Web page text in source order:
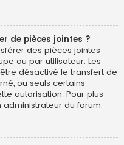
de pièces jointes ?
des pièces jointes
ou par utilisateur. Les
désactivé le transfert de
ou seuls certains
autorisation. Pour plus
administrateur du forum.